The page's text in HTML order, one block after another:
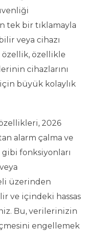
tek bir tıklamayla
veya cihazı
özellikle
cihazlarını
büyük kolaylık
2026
alarm çalma ve
fonksiyonları
üzerinden
ve içindeki hassas
Bu, verilerinizin
engellemek